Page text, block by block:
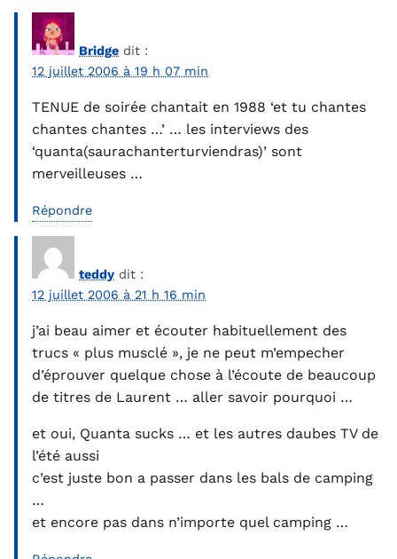
Bridge dit :
12 juillet 2006 à 19 h 07 min
TENUE de soirée chantait en 1988 ‘et tu chantes
chantes chantes …’ … les interviews des
‘quanta(saurachanterturviendras)’ sont
merveilleuses …
Répondre
teddy dit :
12 juillet 2006 à 21 h 16 min
j’ai beau aimer et écouter habituellement des
trucs « plus musclé », je ne peut m’empecher
d’éprouver quelque chose à l’écoute de beaucoup
de titres de Laurent … aller savoir pourquoi …
et oui, Quanta sucks … et les autres daubes TV de
l’été aussi
c’est juste bon a passer dans les bals de camping
…
et encore pas dans n’importe quel camping …